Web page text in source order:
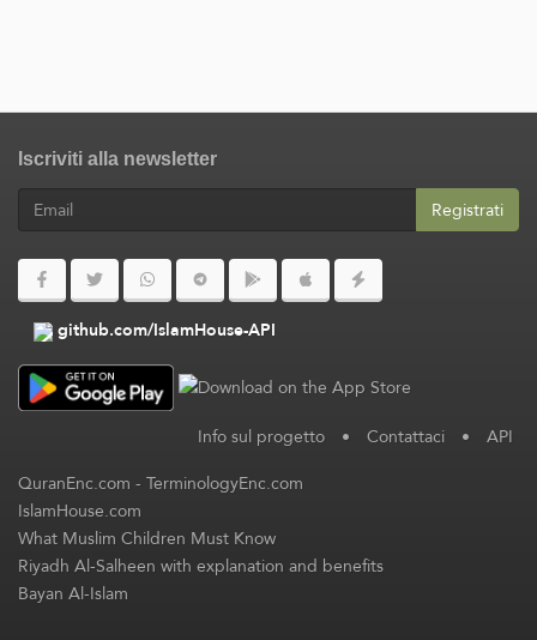
Iscriviti alla newsletter
Registrati
github.com/IslamHouse-API
Info sul progetto • Contattaci • API
QuranEnc.com-TerminologyEnc.com
IslamHouse.com
What Muslim Children Must Know
Riyadh Al-Salheen with explanation and benefits
Bayan Al-Islam